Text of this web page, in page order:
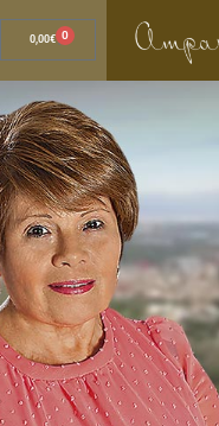
contenido
0,00€ 0
Cart